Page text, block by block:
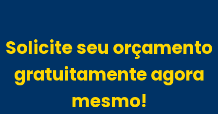
Solicite seu orçamento
gratuitamente agora
mesmo!